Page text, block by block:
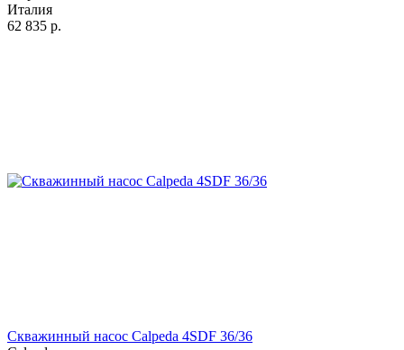
Италия
62 835 р.
Скважинный насос Calpeda 4SDF 36/36